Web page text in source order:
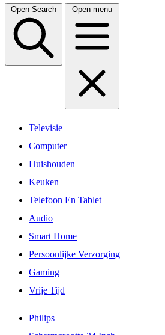
Open Search Open menu
Televisie
Computer
Huishouden
Keuken
Telefoon En Tablet
Audio
Smart Home
Persoonlijke Verzorging
Gaming
Vrije Tijd
Philips